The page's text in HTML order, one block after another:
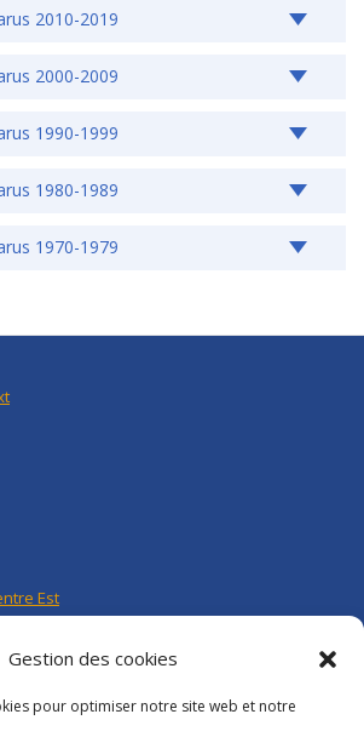
Gestion des cookies
pour optimiser notre site web et notre
2010-2019
2000-2009
1990-1999
1980-1989
1970-1979
Est